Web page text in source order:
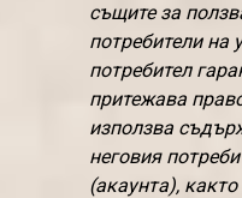
същите за
потребители на
потребител
притежава
използва
неговия
(акаунта),